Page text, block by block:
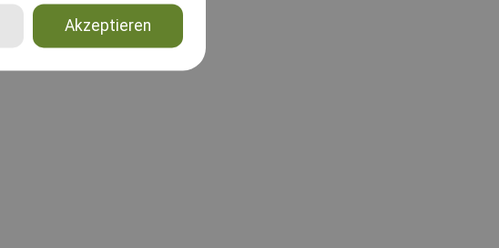
Akzeptieren